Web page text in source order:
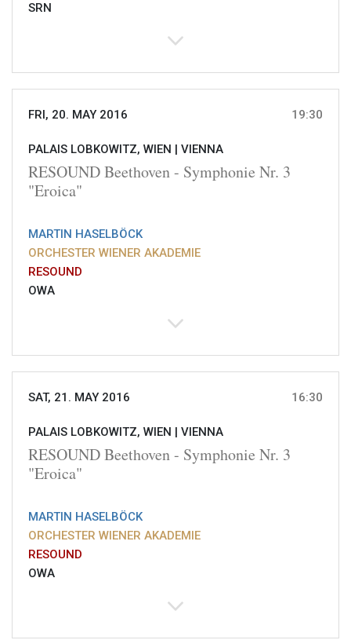
SRN
FRI, 20. MAY 2016 19:30
PALAIS LOBKOWITZ, WIEN | VIENNA
RESOUND Beethoven - Symphonie Nr. 3
"Eroica"
MARTIN HASELBÖCK
ORCHESTER WIENER AKADEMIE
RESOUND
OWA
SAT, 21. MAY 2016 16:30
PALAIS LOBKOWITZ, WIEN | VIENNA
RESOUND Beethoven - Symphonie Nr. 3
"Eroica"
MARTIN HASELBÖCK
ORCHESTER WIENER AKADEMIE
RESOUND
OWA